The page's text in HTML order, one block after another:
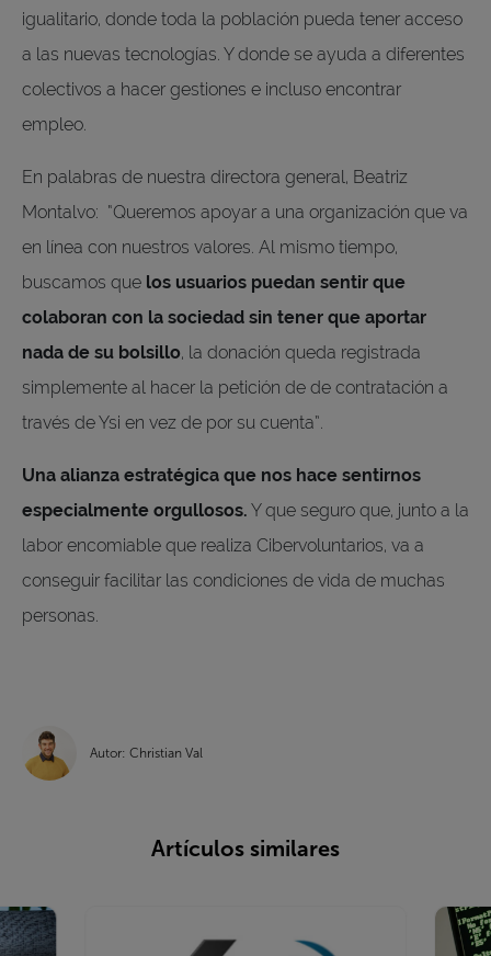
igualitario, donde toda la población pueda tener acceso
a las nuevas tecnologías. Y donde se ayuda a diferentes
colectivos a hacer gestiones e incluso encontrar
empleo.
En palabras de nuestra directora general, Beatriz
Montalvo: “Queremos apoyar a una organización que va
en línea con nuestros valores. Al mismo tiempo,
buscamos que los usuarios puedan sentir que
colaboran con la sociedad sin tener que aportar
nada de su bolsillo, la donación queda registrada
simplemente al hacer la petición de de contratación a
través de Ysi en vez de por su cuenta”.
Una alianza estratégica que nos hace sentirnos
especialmente orgullosos. Y que seguro que, junto a la
labor encomiable que realiza Cibervoluntarios, va a
conseguir facilitar las condiciones de vida de muchas
personas.
Autor: Christian Val
Artículos similares